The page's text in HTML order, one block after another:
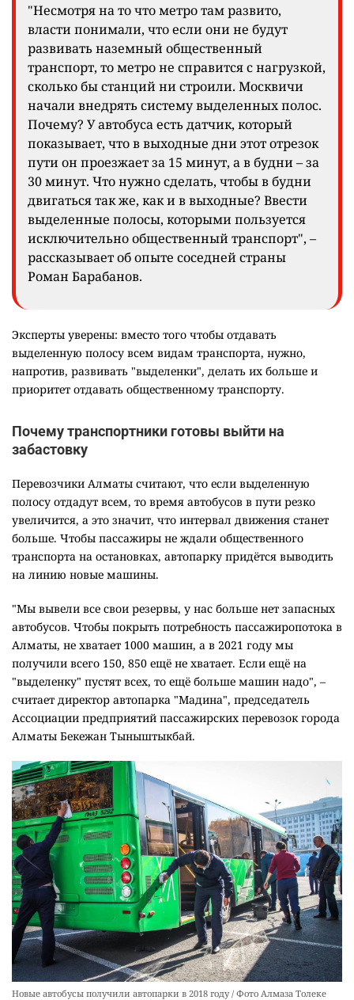
"Несмотря на то что метро там развито,
власти понимали, что если они не будут
развивать наземный общественный
транспорт, то метро не справится с нагрузкой,
сколько бы станций ни строили. Москвичи
начали внедрять систему выделенных полос.
Почему? У автобуса есть датчик, который
показывает, что в выходные дни этот отрезок
пути он проезжает за 15 минут, а в будни – за
30 минут. Что нужно сделать, чтобы в будни
двигаться так же, как и в выходные? Ввести
выделенные полосы, которыми пользуется
исключительно общественный транспорт", –
рассказывает об опыте соседней страны
Роман Барабанов.
Эксперты уверены: вместо того чтобы отдавать
выделенную полосу всем видам транспорта, нужно,
напротив, развивать "выделенки", делать их больше и
приоритет отдавать общественному транспорту.
Почему транспортники готовы выйти на
забастовку
Перевозчики Алматы считают, что если выделенную
полосу отдадут всем, то время автобусов в пути резко
увеличится, а это значит, что интервал движения станет
больше. Чтобы пассажиры не ждали общественного
транспорта на остановках, автопарку придётся выводить
на линию новые машины.
"Мы вывели все свои резервы, у нас больше нет запасных
автобусов. Чтобы покрыть потребность пассажиропотока в
Алматы, не хватает 1000 машин, а в 2021 году мы
получили всего 150, 850 ещё не хватает. Если ещё на
"выделенку" пустят всех, то ещё больше машин надо", –
считает директор автопарка "Мадина", председатель
Ассоциации предприятий пассажирских перевозок города
Алматы Бекежан Тыныштыкбай.
Новые автобусы получили автопарки в 2018 году / Фото Алмаза Толеке